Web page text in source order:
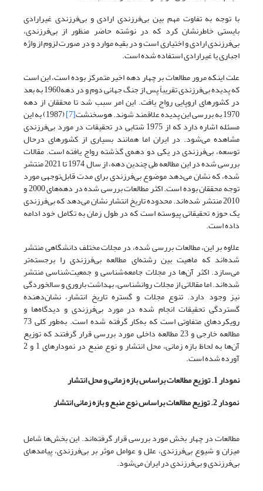
با توجه به تفاوت مهم بین بی‌فرزندی ارادی و بی‌فرزندی غیرارادی
بایستی خاطرنشان کرد که در نوشته حاضر منظور از بی‌فرزندی،
بی‌فرزندی ارادی و اختیاری است و در بقیه موارد و در صورت لزوم از واژه
اجباری یا غیرارادی استفاده شده است.
علت اینکه مرور مطالعات بر چهار دهه اخیر متمرکز بوده است، این است
که پدیده بی‌فرزندی تقریباً پس از جنگ جهانی دوم و در دهه‌1960 به بعد
در کشورهای اروپایی رواج یافت. این امر سبب شد تا محققان از دهه
1970 به بررسی این پدیده علاقمند شوند. هوسخنشت [7] (1987) به این
مسئله اشاره دارد که از 1975 شتابی در تحقیقات در مورد بی‌فرزندی
مشاهده می‌شود. در ایران اما همانند بسیاری از کشورهای درحال
توسعه، بی‌فرزندی در یکی دو دهه‌ی گذشته رواج یافته است. مقالات
بررسی شده در این مطالعه طی چندین دهه، از سال 1974 تا 2021 منتشر
شده، که نشان می‌دهد موضوع بی‌فرزندی برای مدت قابل‌توجهی مورد
توجه محققان بوده است. اکثر مطالعات بررسی شده در دهه‌های 2000 و
2010 منتشر شده‌اند. محدوده تاریخ انتشار نشان می‌دهد که بی‌فرزندی
یک حوزه تحقیقاتی پیوسته است که در طول زمان به تکامل خود ادامه
داده است.
علاوه بر این، مطالعات بررسی شده، در مجلات مختلف دانشگاهی منتشر
شده‌اند که ماهیت بین رشته‌ای مطالعه بی‌فرزندی را برجسته‌تر
می‌سازد. اکثر آن‌ها در مجلات جامعه‌شناسی و جمعیت‌شناسی منتشر
شده‌اند. اما مقالاتی از مجلات روانشناسی، بهداشت باروری و سالخوردگی
نیز وجود دارد. تنوع مجلات و گستره تاریخ انتشار، نشان‌دهنده
گستردگی تحقیقات انجام شده در مورد بی‌فرزندی و دیدگاه‌ها و
رویکردهای متفاوتی است که به‌کار گرفته شده است. به‌طور کلی 73
مطالعه خارجی و 23 مطالعه داخلی مورد بررسی قرار گرفتند که توزیع
آن‌ها به لحاظ بازه زمانی، محل انتشار و نوع منبع در نمودارهای 1 و 2
آورده شده است.
نمودار 1. توزیع مطالعات براساس بازه زمانی و محل انتشار
نمودار2. توزیع مطالعات براساس نوع منبع و بازه زمانی انتشار
مطالعات در چهار بخش مورد بررسی قرار گرفته‌اند. این بخش‌ها شامل
میزان و شیوع بی‌فرزندی، علل و عوامل موثر بر بی‌فرزندی، پیامدهای
بی‌فرزندی و بی‌فرزندی در ایران می‌شود.